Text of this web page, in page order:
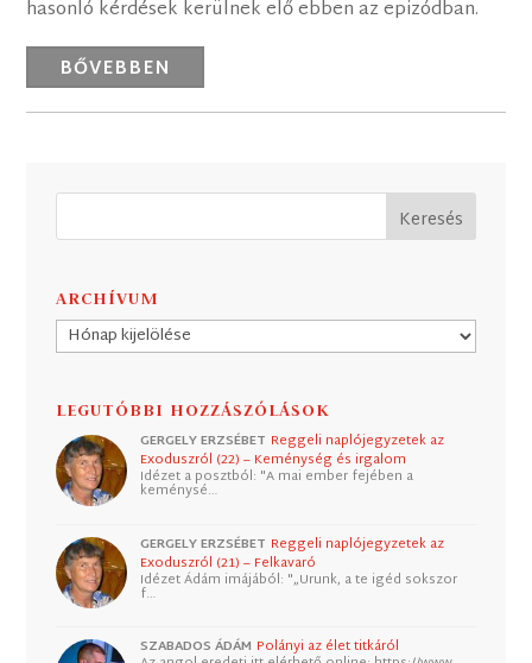
hasonló kérdések kerülnek elő ebben az epizódban.
BŐVEBBEN
ARCHÍVUM
Archívum
LEGUTÓBBI HOZZÁSZÓLÁSOK
GERGELY ERZSÉBET Reggeli naplójegyzetek az
Exoduszról (22) – Keménység és irgalom
Idézet a posztból: "A mai ember fejében a
keménysé…
GERGELY ERZSÉBET Reggeli naplójegyzetek az
Exoduszról (21) – Felkavaró
Idézet Ádám imájából: "„Urunk, a te igéd sokszor
f…
SZABADOS ÁDÁM Polányi az élet titkáról